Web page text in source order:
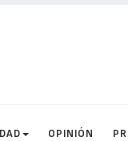
OPINIÓN